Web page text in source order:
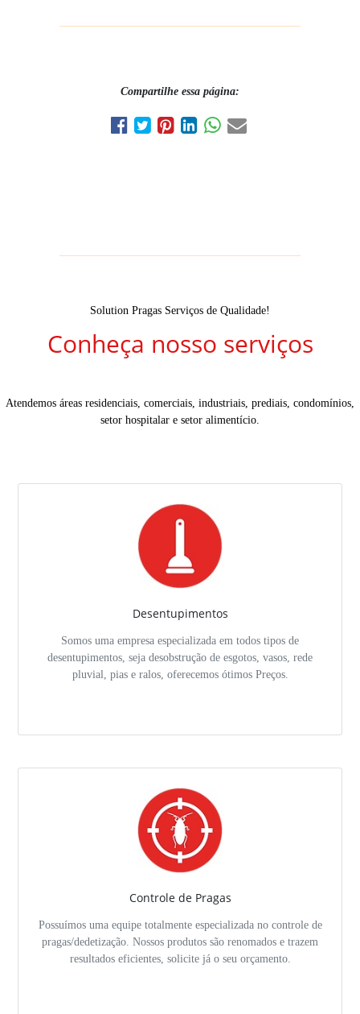
Compartilhe essa página:
Solution Pragas Serviços de Qualidade!
Conheça nosso serviços
Atendemos áreas residenciais, comerciais, industriais, prediais, condomínios,
setor hospitalar e setor alimentício.
Desentupimentos
Somos uma empresa especializada em todos tipos de
desentupimentos, seja desobstrução de esgotos, vasos, rede
pluvial, pias e ralos, oferecemos ótimos Preços.
Controle de Pragas
Possuímos uma equipe totalmente especializada no controle de
pragas/dedetização. Nossos produtos são renomados e trazem
resultados eficientes, solicite já o seu orçamento.